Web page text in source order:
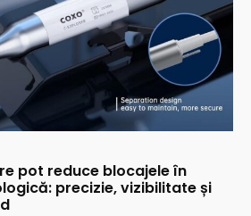
pot reduce blocajele în
precizie, vizibilitate și